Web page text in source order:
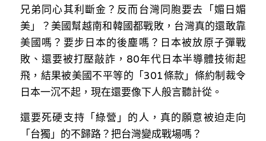
兄弟同心其利斷金？反而台灣同胞要去「媚日媚
美」？美國幫越南和韓國都戰敗，台灣真的還敢靠
美國嗎？要步日本的後塵嗎？日本被放原子彈戰
敗、還要被打壓敲詐，80年代日本半導體技術起
飛，結果被美國不平等的「301條款」條約制裁令
日本一沉不起，現在還要像下人般言聽計從。
還要死硬支持「綠營」的人，真的願意被迫走向
「台獨」的不歸路？把台灣變成戰場嗎？